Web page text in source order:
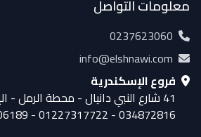
معلومات التواصل
0237623060
info@elshnawi.com
فروع الإسكندرية
41 شارع النبي دانيال - محطة الرمل - الإسكندرية
034872816 - 01227317722 - 034806189